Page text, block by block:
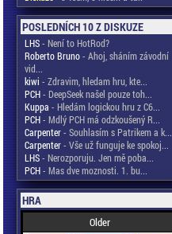
POSLEDNÍCH 10 Z DISKUZE
LHS- Není to HotRod?
Roberto Bruno- Ahoj, sháním závodní
vid...
kiwi - Zdravim, hledam hru, kte...
PCH- DeepSeek našel pouze toh...
Kuppa - Hledám logickou hru z C6...
PCH- Mdlý PCH má odzkoušený R...
Carpenter- Souhlasím s Patrikem a k...
Carpenter- Vše už funguje ke spokoj...
LHS- Nerozporuju. Jen mě poba...
PCH- Mas dve moznosti. 1. bu...
HRA
Older